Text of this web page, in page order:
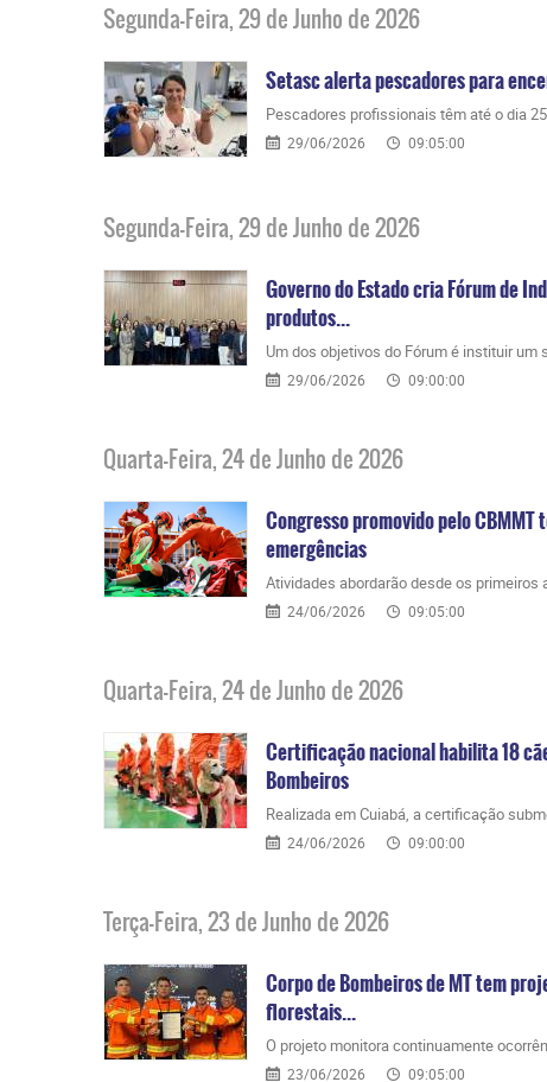
Segunda-Feira, 29 de Junho de 2026
Setasc alerta pescadores para
Pescadores profissionais têm até o dia
29/06/2026 09:05:00
Segunda-Feira, 29 de Junho de 2026
Governo do Estado cria Fórum de
produtos...
​Um dos objetivos do Fórum é instituir
29/06/2026 09:00:00
Quarta-Feira, 24 de Junho de 2026
Congresso promovido pelo
emergências
​Atividades abordarão desde os
24/06/2026 09:05:00
Quarta-Feira, 24 de Junho de 2026
Certificação nacional habilita 18
Bombeiros
​Realizada em Cuiabá, a certificação
24/06/2026 09:00:00
Terça-Feira, 23 de Junho de 2026
Corpo de Bombeiros de MT tem
florestais...
​O projeto monitora continuamente
23/06/2026 09:05:00